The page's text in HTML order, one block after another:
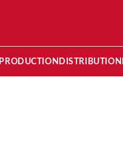
PRODUCTION DISTRIBUTION